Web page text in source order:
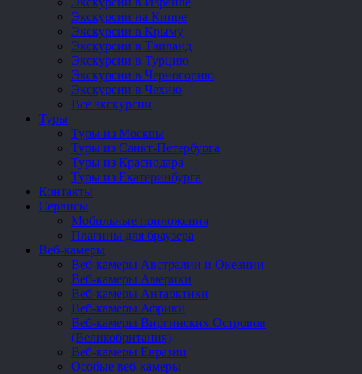
Экскурсии на Кипре
Экскурсии в Крыму
Экскурсии в Таиланд
Экскурсии в Турцию
Экскурсии в Черногорию
Экскурсии в Чехию
Все экскурсии
Туры
Туры из Москвы
Туры из Санкт-Петербурга
Туры из Краснодара
Туры из Екатеринбурга
Контакты
Сервисы
Мобильные приложения
Плагины для браузера
Веб-камеры
Веб-камеры Австралии и Океании
Веб-камеры Америки
Веб-камеры Антарктики
Веб-камеры Африки
Веб-камеры Виргинских Островов
(Великобритания)
Веб-камеры Евразии
Особые веб-камеры